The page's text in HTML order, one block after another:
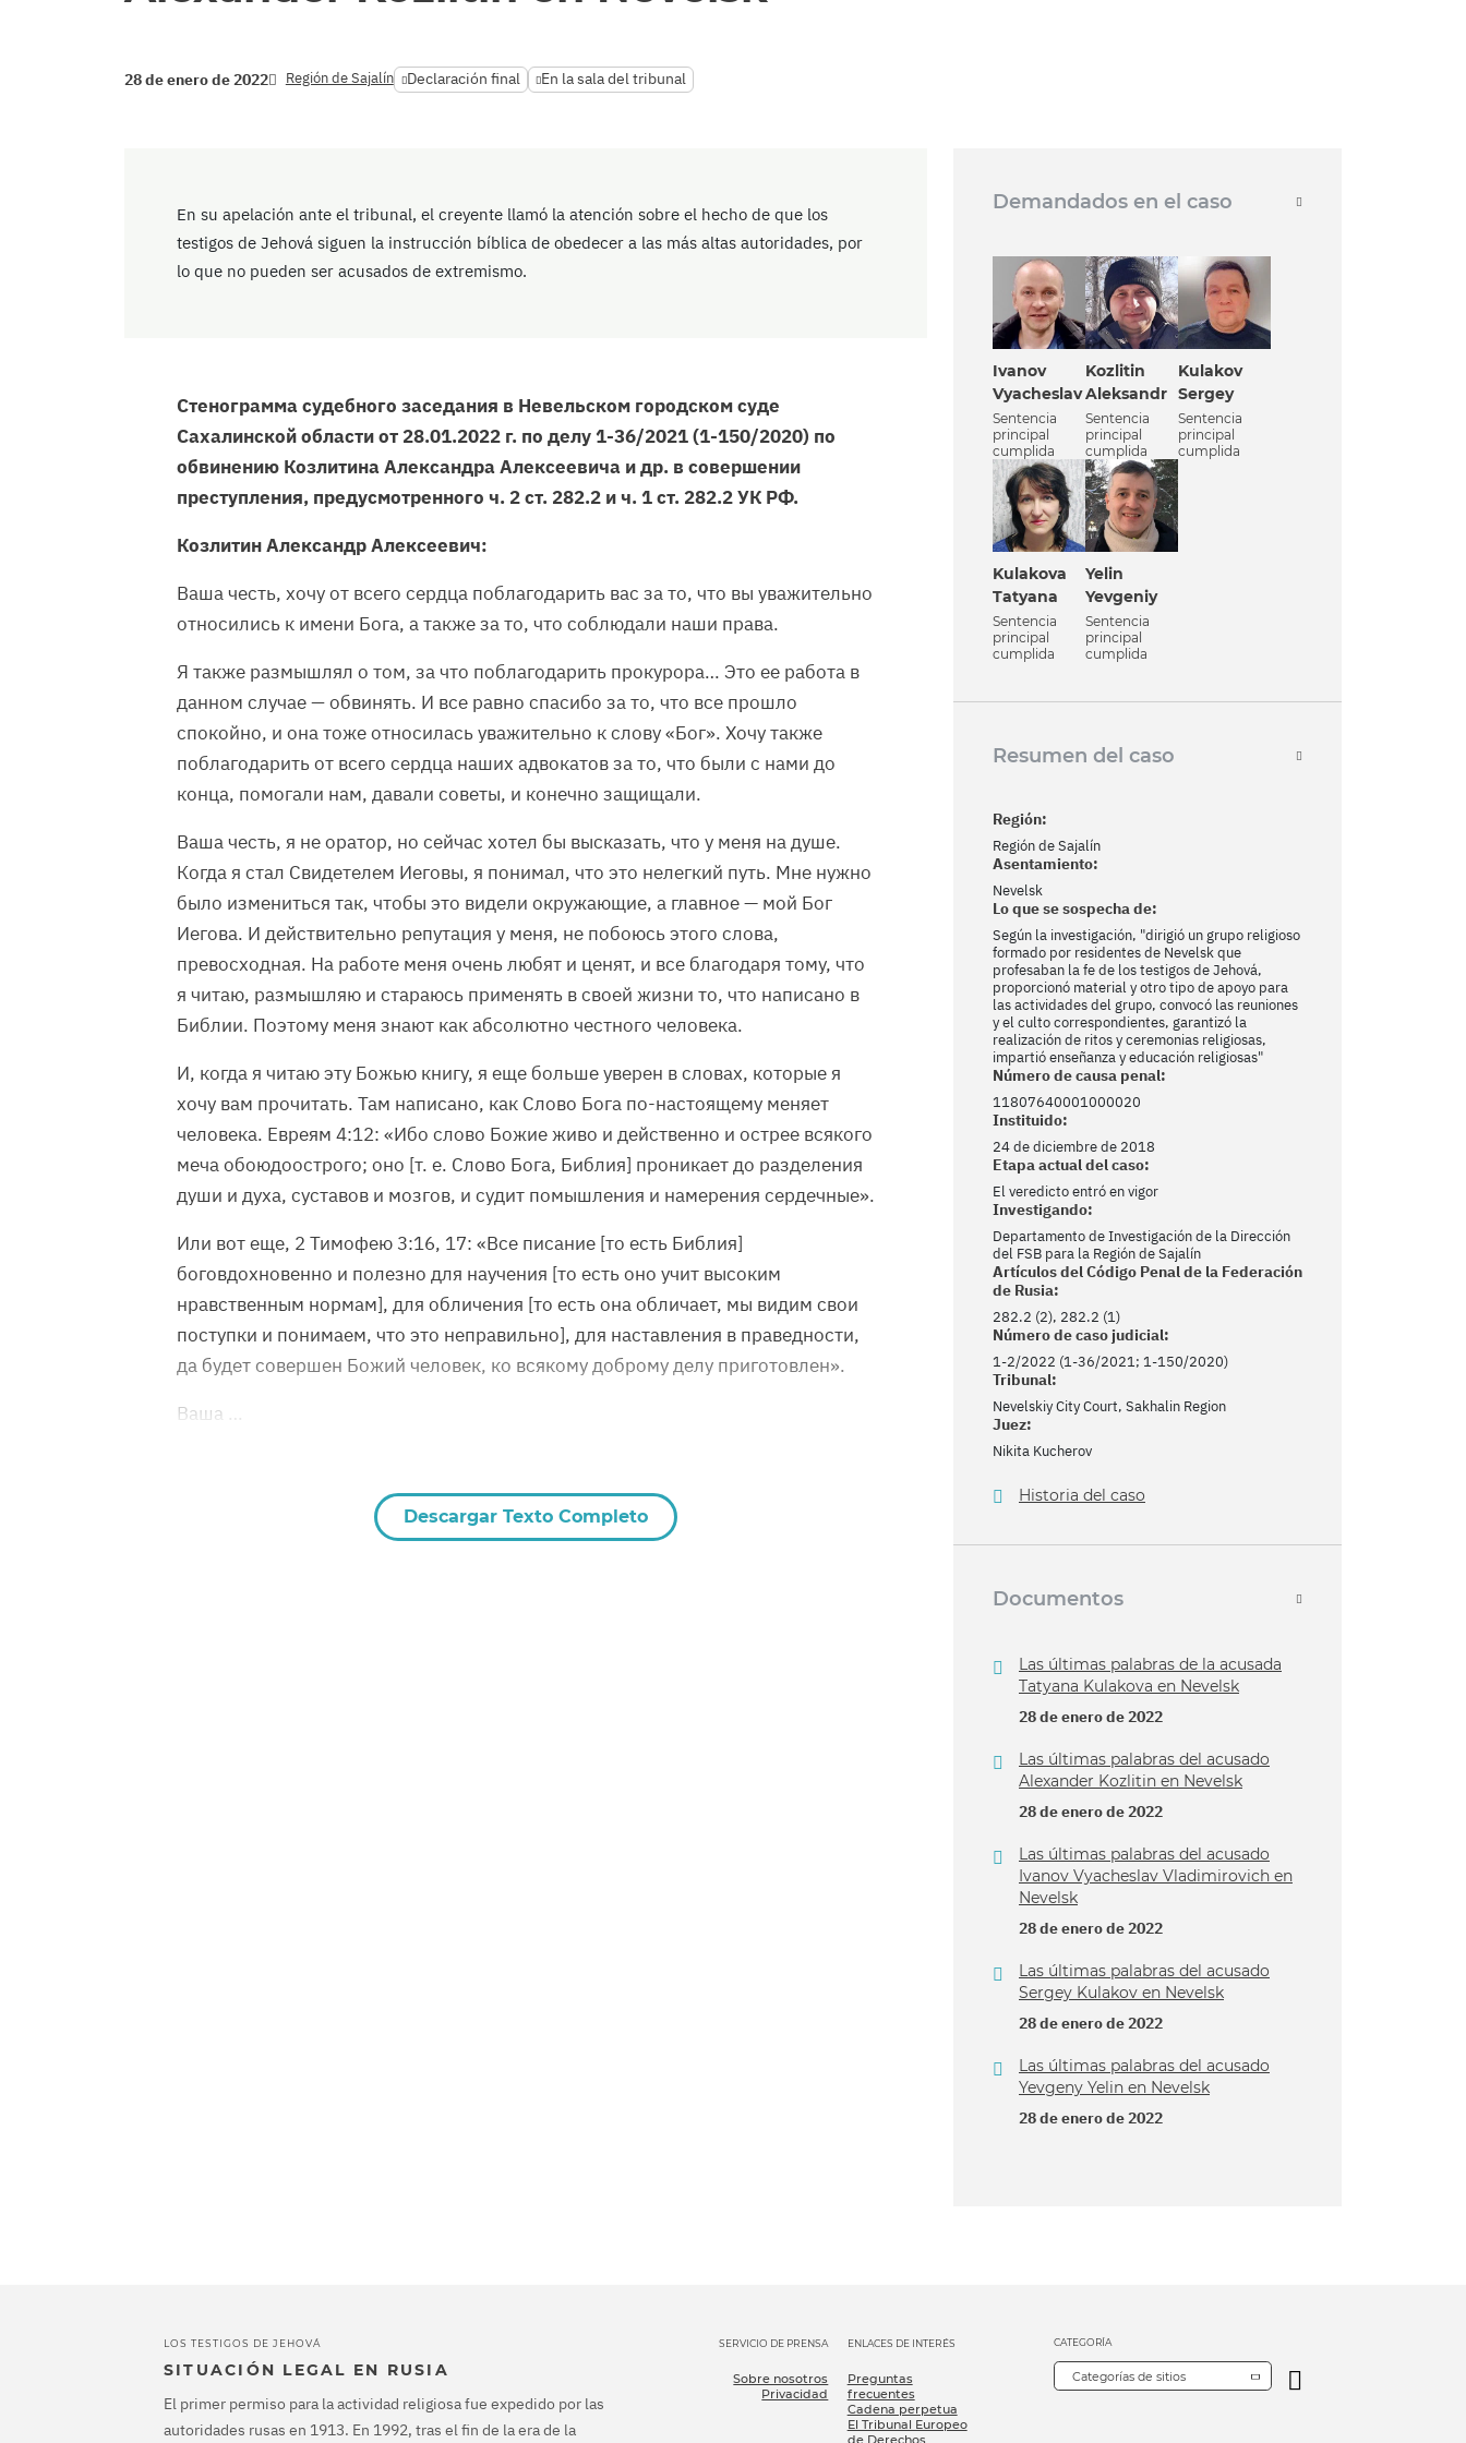
28 de enero de 2022 Región de Sajalín Declaración final En la sala del tribunal
En su apelación ante el tribunal, el creyente llamó la atención sobre el hecho de que los
testigos de Jehová siguen la instrucción bíblica de obedecer a las más altas autoridades, por
lo que no pueden ser acusados de extremismo.
Стенограмма судебного заседания в Невельском городском суде
Сахалинской области от 28.01.2022 г. по делу 1-36/2021 (1-150/2020) по
обвинению Козлитина Александра Алексеевича и др. в совершении
преступления, предусмотренного ч. 2 ст. 282.2 и ч. 1 ст. 282.2УК РФ.
Козлитин Александр Алексеевич:
Ваша честь, хочу от всего сердца поблагодарить вас за то, что вы уважительно
относились к имени Бога, а также за то, что соблюдали наши права.
Я также размышлял о том, за что поблагодарить прокурора… Это ее работа в
данном случае—обвинять. И все равно спасибо за то, что все прошло
спокойно, и она тоже относилась уважительно к слову «Бог». Хочу также
поблагодарить от всего сердца наших адвокатов за то, что были с нами до
конца, помогали нам, давали советы, и конечно защищали.
Ваша честь, я не оратор, но сейчас хотел бы высказать, что у меня на душе.
Когда я стал Свидетелем Иеговы, я понимал, что это нелегкий путь. Мне нужно
было измениться так, чтобы это видели окружающие, а главное — мой Бог
Иегова. И действительно репутация у меня, не побоюсь этого слова,
превосходная. На работе меня очень любят и ценят, и все благодаря тому, что
я читаю, размышляю и стараюсь применять в своей жизни то, что написано в
Библии. Поэтому меня знают как абсолютно честного человека.
И, когда я читаю эту Божью книгу, я еще больше уверен в словах, которые я
хочу вам прочитать. Там написано, как Слово Бога по-настоящему меняет
человека. Евреям 4:12: «Ибо слово Божие живо и действенно и острее всякого
меча обоюдоострого; оно [т. е. Слово Бога, Библия] проникает до разделения
души и духа, суставов и мозгов, и судит помышления и намерения сердечные».
Или вот еще, 2 Тимофею 3:16, 17: «Все писание [то есть Библия]
боговдохновенно и полезно для научения [то есть оно учит высоким
нравственным нормам], для обличения [то есть она обличает, мы видим свои
поступки и понимаем, что это неправильно], для наставления в праведности,
да будет совершен Божий человек, ко всякому доброму делу приготовлен».
Ваша …
Descargar Texto Completo
Demandados en el caso
Ivanov
Vyacheslav
Sentencia
principal
cumplida
Kozlitin
Aleksandr
Sentencia
principal
cumplida
Kulakov
Sergey
Sentencia
principal
cumplida
Kulakova
Tatyana
Sentencia
principal
cumplida
Yelin
Yevgeniy
Sentencia
principal
cumplida
Resumen del caso
Región:
Región de Sajalín
Asentamiento:
Nevelsk
Lo que se sospecha de:
Según la investigación, "dirigió un grupo religioso
formado por residentes de Nevelsk que
profesaban la fe de los testigos de Jehová,
proporcionó material y otro tipo de apoyo para
las actividades del grupo, convocó las reuniones
y el culto correspondientes, garantizó la
realización de ritos y ceremonias religiosas,
impartió enseñanza y educación religiosas"
Número de causa penal:
11807640001000020
Instituido:
24 de diciembre de 2018
Etapa actual del caso:
El veredicto entró en vigor
Investigando:
Departamento de Investigación de la Dirección
del FSB para la Región de Sajalín
Artículos del Código Penal de la Federación
de Rusia:
282.2 (2), 282.2 (1)
Número de caso judicial:
1-2/2022 (1-36/2021; 1-150/2020)
Tribunal:
Nevelskiy City Court, Sakhalin Region
Juez:
Nikita Kucherov
Historia del caso
Documentos
Las últimas palabras de la acusada
Tatyana Kulakova en Nevelsk
28 de enero de 2022
Las últimas palabras del acusado
Alexander Kozlitin en Nevelsk
28 de enero de 2022
Las últimas palabras del acusado
Ivanov Vyacheslav Vladimirovich en
Nevelsk
28 de enero de 2022
Las últimas palabras del acusado
Sergey Kulakov en Nevelsk
28 de enero de 2022
Las últimas palabras del acusado
Yevgeny Yelin en Nevelsk
28 de enero de 2022
LOS TESTIGOS DE JEHOVÁ
SITUACIÓN LEGAL EN RUSIA
El primer permiso para la actividad religiosa fue expedido por las
autoridades rusas en 1913. En 1992, tras el fin de la era de la
SERVICIO DE PRENSA
Sobre nosotros
Privacidad
ENLACES DE INTERÉS
Preguntas
frecuentes
Cadena perpetua
El Tribunal Europeo
CATEGORÍA
Categorías de sitios